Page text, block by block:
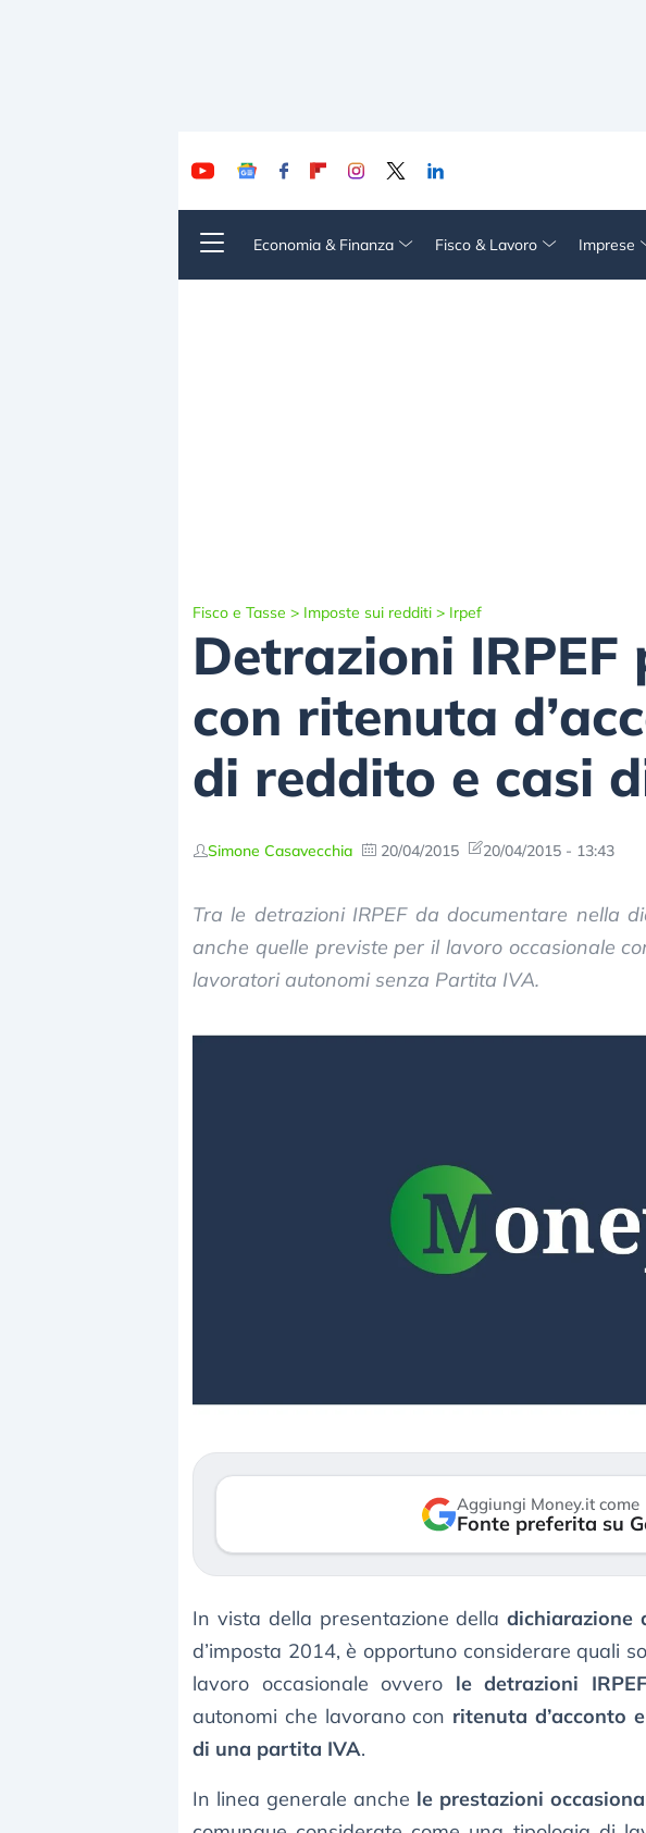
Economia & Finanza Fisco & Lavoro Imprese
Fisco e Tasse > Imposte sui redditi > Irpef
Detrazioni
con ritenuta
di reddito e casi
Simone Casavecchia 20/04/2015 20/04/2015 - 13:43
Tra le detrazioni IRPEF da documentare nella
anche quelle previste per il lavoro occasionale
lavoratori autonomi senza Partita IVA.
Aggiungi Money.it come
Fonte preferita su
In vista della presentazione delladichiarazione
d’imposta 2014, è opportuno considerare quali
lavoro occasionale ovvero le detrazioni IRPEF
autonomi che lavorano con ritenuta d’acconto
di una partita IVA.
In linea generale anche le prestazioni
mostrando segni di stanchezza
verso le (…)